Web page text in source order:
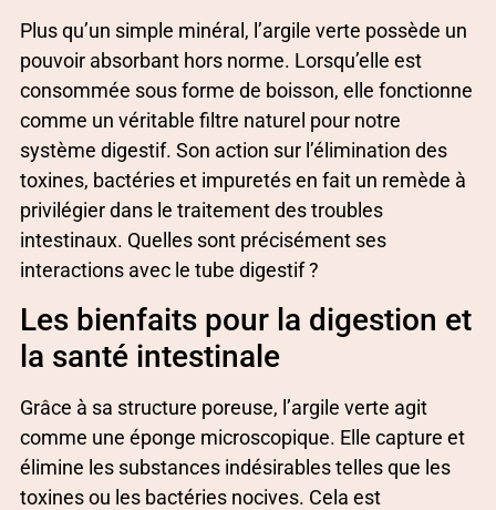
Plus qu’un simple minéral, l’argile verte possède un
pouvoir absorbant hors norme. Lorsqu’elle est
consommée sous forme de boisson, elle fonctionne
comme un véritable filtre naturel pour notre
système digestif. Son action sur l’élimination des
toxines, bactéries et impuretés en fait un remède à
privilégier dans le traitement des troubles
intestinaux. Quelles sont précisément ses
interactions avec le tube digestif ?
Les bienfaits pour la digestion et
la santé intestinale
Grâce à sa structure poreuse, l’argile verte agit
comme une éponge microscopique. Elle capture et
élimine les substances indésirables telles que les
toxines ou les bactéries nocives. Cela est